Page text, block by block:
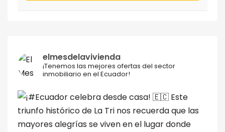
elmesdelavivienda
¡Tenemos las mejores ofertas del sector
inmobiliario en el Ecuador!